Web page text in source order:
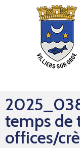
Mes
Sorties
temps de
offices/